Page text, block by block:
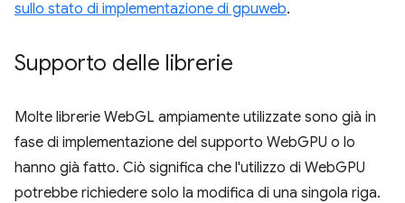
sullo stato di implementazione di gpuweb.
Supporto delle librerie
Molte librerie WebGL ampiamente utilizzate sono già in
fase di implementazione del supporto WebGPU o lo
hanno già fatto. Ciò significa che l'utilizzo di WebGPU
potrebbe richiedere solo la modifica di una singola riga.